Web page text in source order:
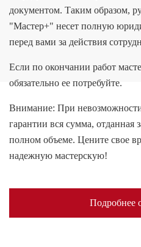
документом. Таким образом,
"Мастер+" несет полную
перед вами за действия
Если по окончании работ
обязательно ее потребуйте.
Внимание: При
гарантии вся сумма, отданная
полном объеме. Цените свое
надежную мастерскую!
Подробнее